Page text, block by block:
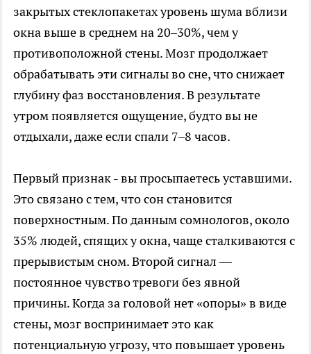
закрытых стеклопакетах уровень шума вблизи
окна выше в среднем на 20–30%, чем у
противоположной стены. Мозг продолжает
обрабатывать эти сигналы во сне, что снижает
глубину фаз восстановления. В результате
утром появляется ощущение, будто вы не
отдыхали, даже если спали 7–8 часов.
Первый признак - вы просыпаетесь уставшими.
Это связано с тем, что сон становится
поверхностным. По данным сомнологов, около
35% людей, спящих у окна, чаще сталкиваются с
прерывистым сном. Второй сигнал —
постоянное чувство тревоги без явной
причины. Когда за головой нет «опоры» в виде
стены, мозг воспринимает это как
потенциальную угрозу, что повышает уровень